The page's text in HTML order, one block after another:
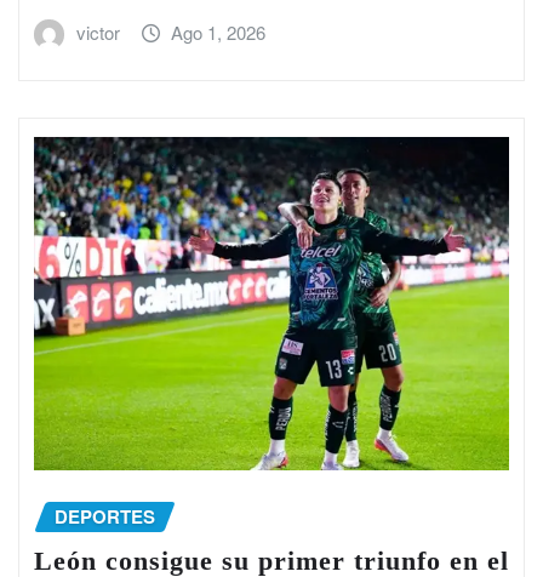
victor Ago 1, 2026
DEPORTES
León consigue su primer triunfo en el